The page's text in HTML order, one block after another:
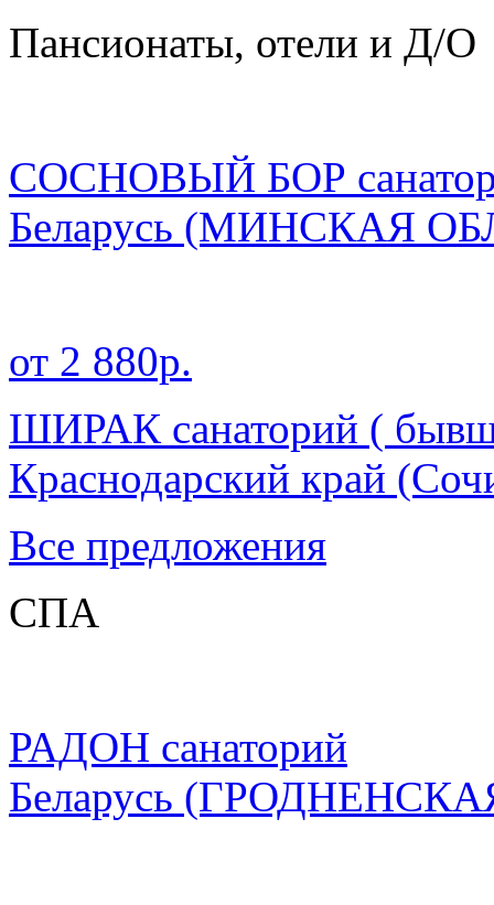
Пансионаты, отели и Д/О
СОСНОВЫЙ БОР
Беларусь (МИНСКАЯ
от 2 880р.
ШИРАК санаторий (
Краснодарский край
Все предложения
СПА
РАДОН санаторий
Беларусь